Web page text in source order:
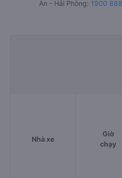
An - Hải Phòng: 1900
Nhà xe
Giờ
chạy